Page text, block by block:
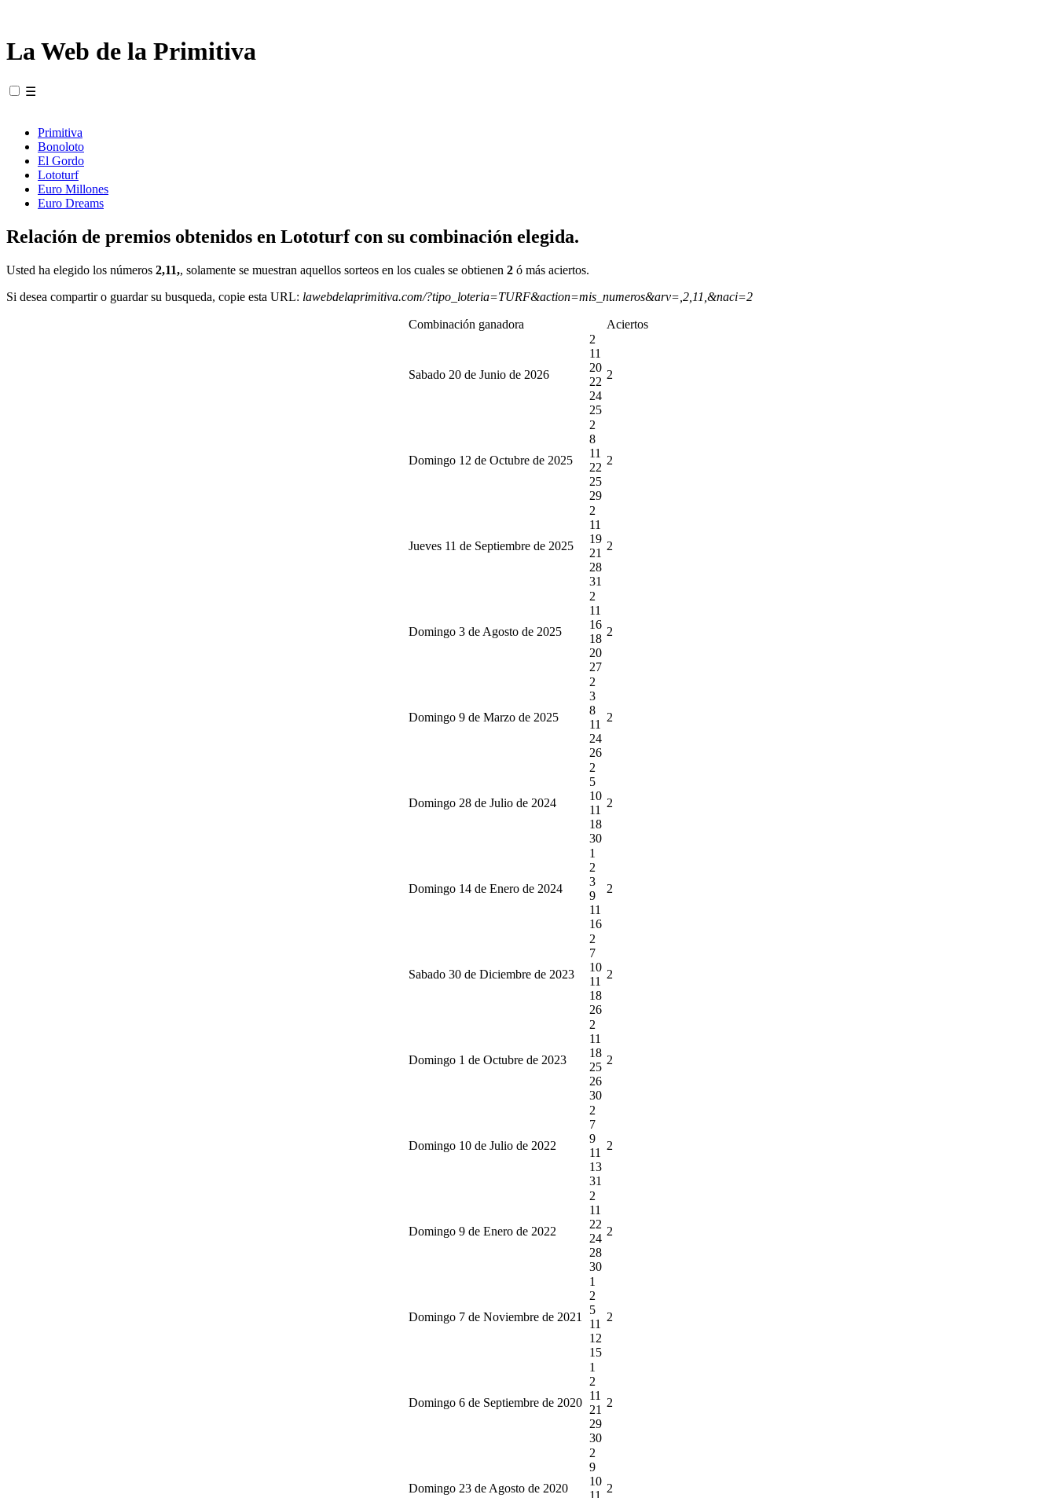
La Web de la Primitiva
☰
Primitiva
Bonoloto
El Gordo
Lototurf
Euro Millones
Euro Dreams
Relación de premios obtenidos en Lototurf con su combinación elegida.
Usted ha elegido los números 2,11,, solamente se muestran aquellos sorteos en los cuales se obtienen 2 ó más aciertos.
Si desea compartir o guardar su busqueda, copie esta URL: lawebdelaprimitiva.com/?tipo_loteria=TURF&action=mis_numeros&arv=,2,11,&naci=2
Combinación ganadora Aciertos
Sabado 20 de Junio de 2026
2
11
20
22
24
25
2
Domingo 12 de Octubre de 2025
2
8
11
22
25
29
2
Jueves 11 de Septiembre de 2025
2
11
19
21
28
31
2
Domingo 3 de Agosto de 2025
2
11
16
18
20
27
2
Domingo 9 de Marzo de 2025
2
3
8
11
24
26
2
Domingo 28 de Julio de 2024
2
5
10
11
18
30
2
Domingo 14 de Enero de 2024
1
2
3
9
11
16
2
Sabado 30 de Diciembre de 2023
2
7
10
11
18
26
2
Domingo 1 de Octubre de 2023
2
11
18
25
26
30
2
Domingo 10 de Julio de 2022
2
7
9
11
13
31
2
Domingo 9 de Enero de 2022
2
11
22
24
28
30
2
Domingo 7 de Noviembre de 2021
1
2
5
11
12
15
2
Domingo 6 de Septiembre de 2020
1
2
11
21
29
30
2
Domingo 23 de Agosto de 2020
2
9
10
11
2